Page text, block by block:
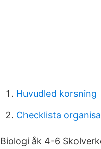
Huvudled korsning
Checklista
Biologi åk 4-6